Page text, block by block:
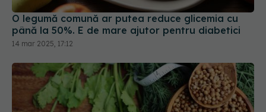
14 mar 2025, 17:12